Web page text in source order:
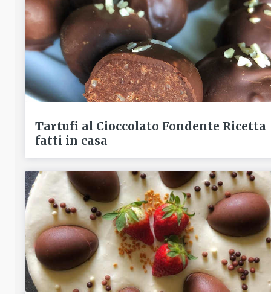
Tartufi al Cioccolato Fondente Ricetta
fatti in casa